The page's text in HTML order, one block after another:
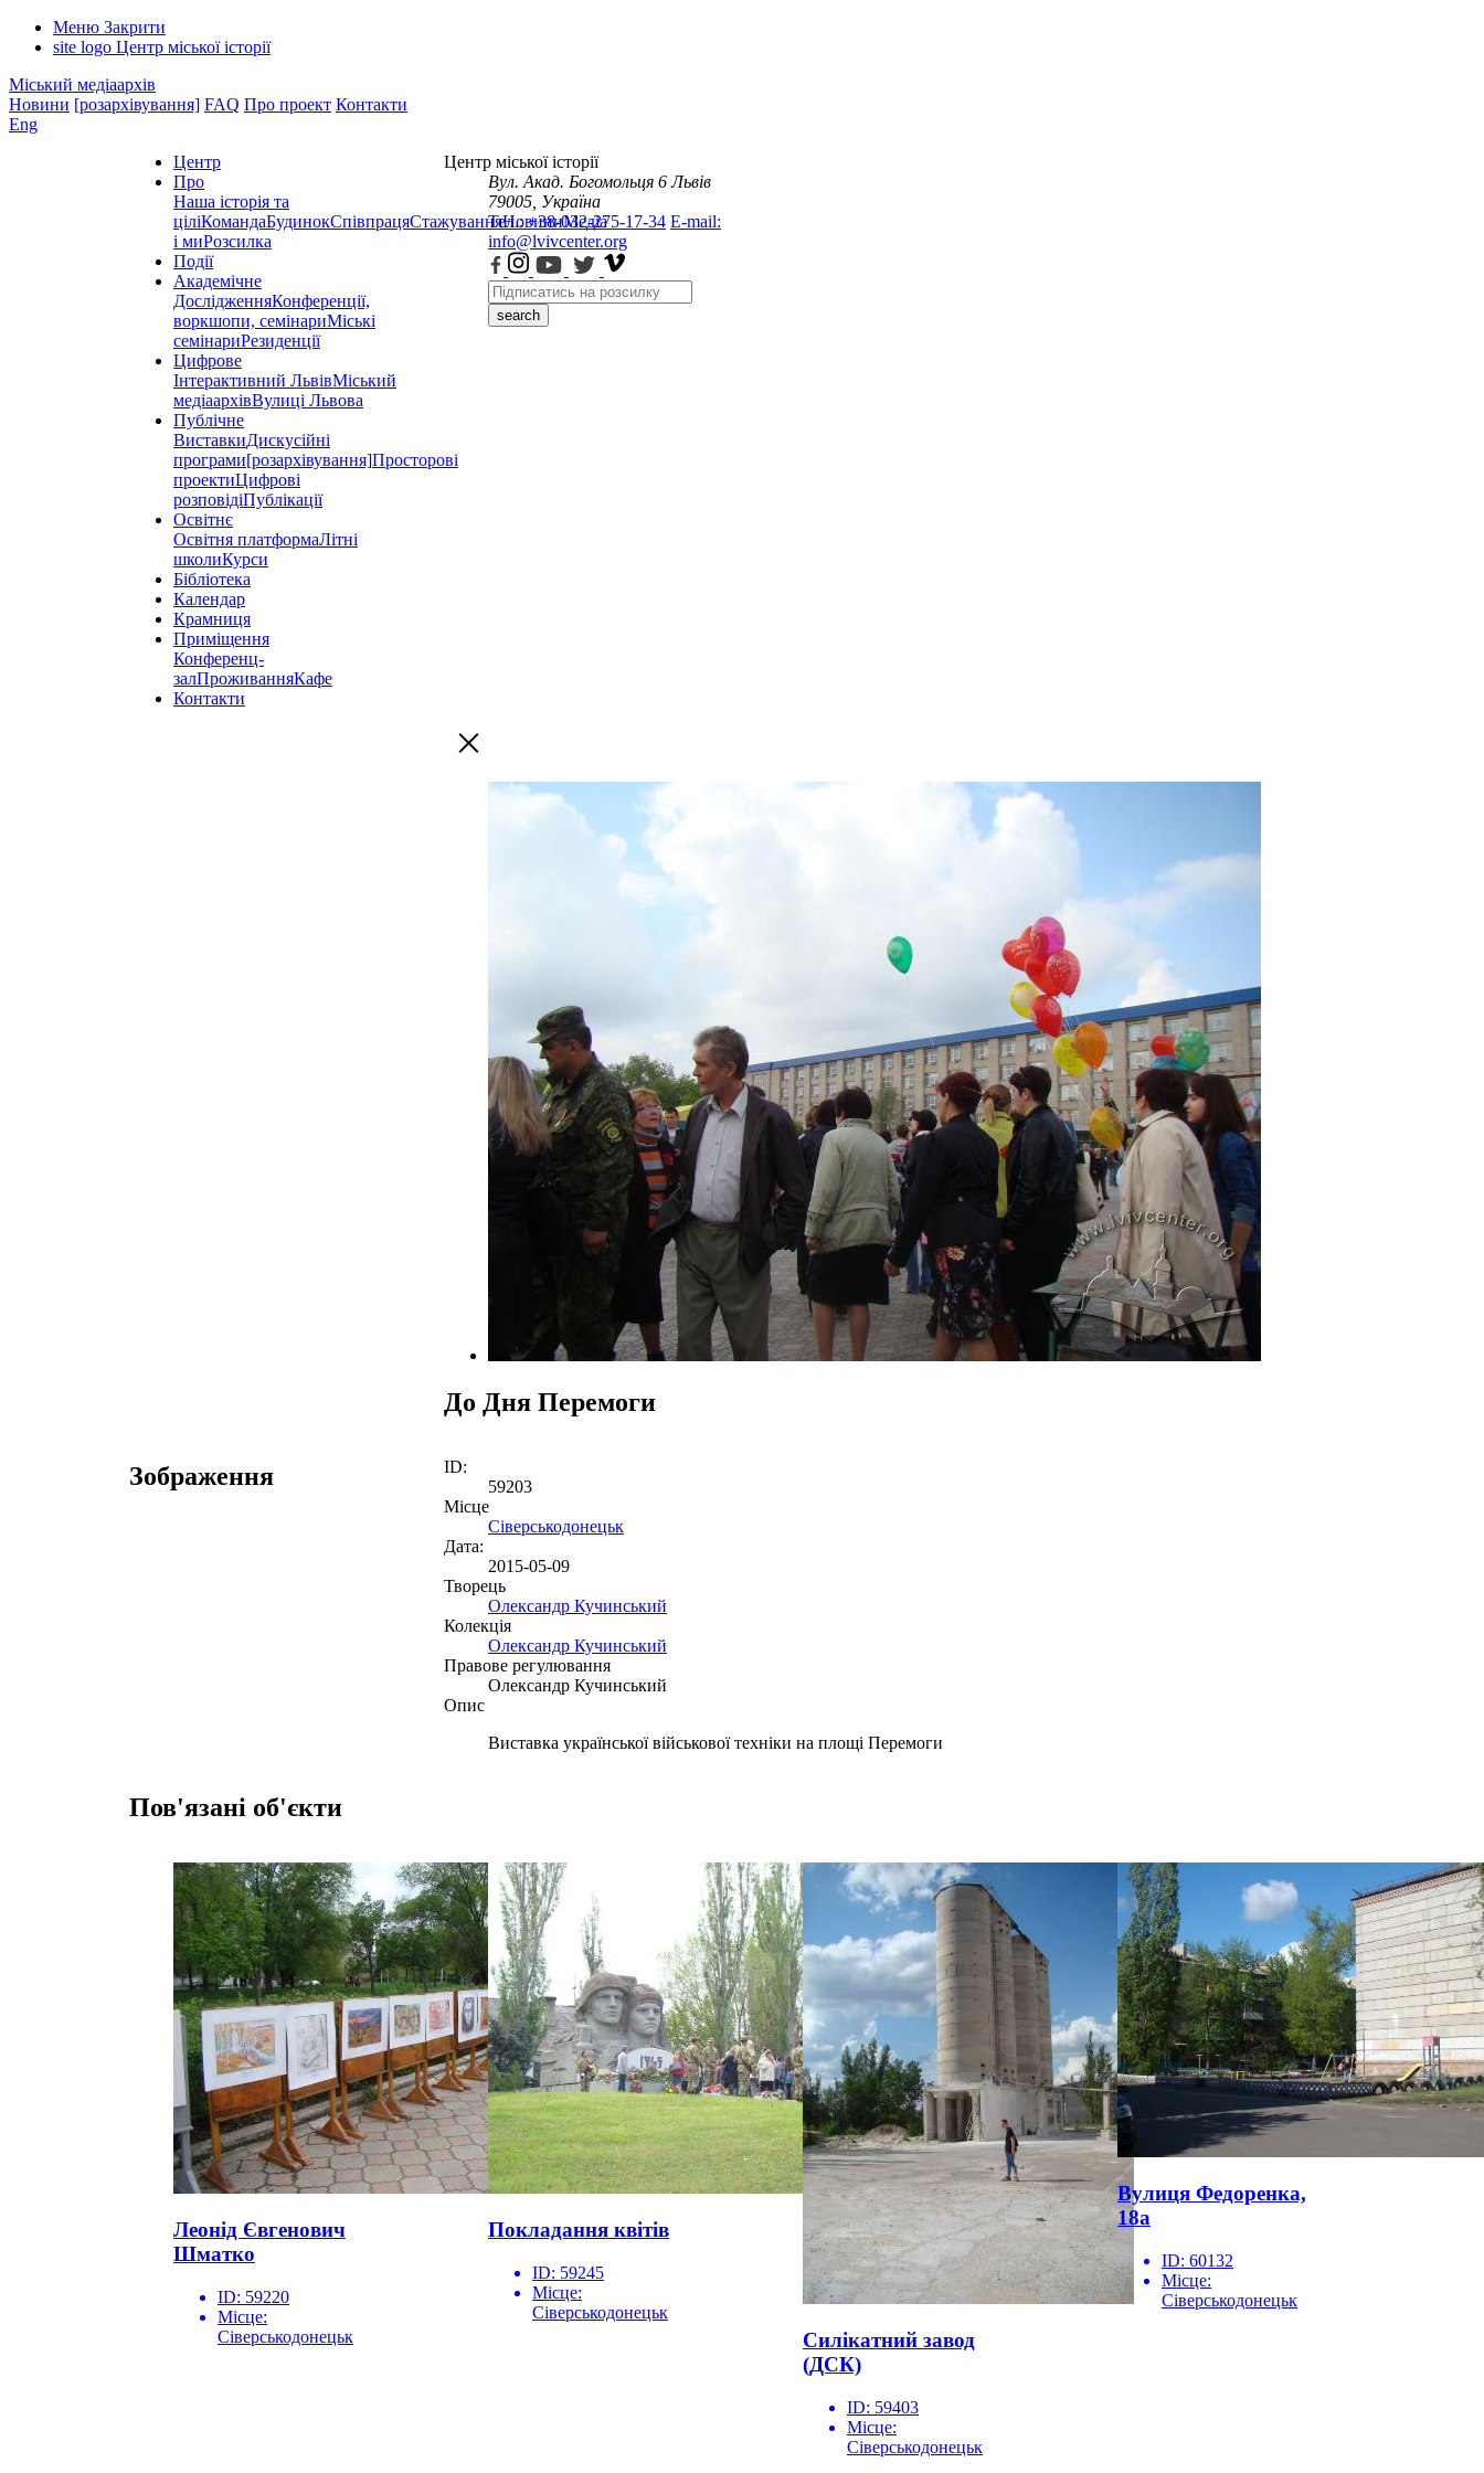
Меню Закрити
site logo Центр міської історії
Міський медіаархів
Новини [розархівування] FAQ Про проект Контакти
Eng
Центр
Про
Наша історія та
ціліКомандаБудинокСпівпрацяСтажуванняНовиниМедіа
і миРозсилка
Події
Академічне
ДослідженняКонференції,
воркшопи, семінариМіські
семінариРезиденції
Цифрове
Інтерактивний ЛьвівМіський
медіаархівВулиці Львова
Публічне
ВиставкиДискусійні
програми[розархівування]Просторові
проектиЦифрові
розповідіПублікації
Освітнє
Освітня платформаЛітні
школиКурси
Бібліотека
Календар
Крамниця
Приміщення
Конференц-
залПроживанняКафе
Контакти
Центр міської історії
Вул. Акад. Богомольця 6 Львів
79005, Україна
Тел.: +38-032-275-17-34 E-mail:
info@lvivcenter.org
search
До Дня Перемоги
Зображення
ID:
59203
Місце
Сіверськодонецьк
Дата:
2015-05-09
Творець
Олександр Кучинський
Колекція
Олександр Кучинський
Правове регулювання
Олександр Кучинський
Опис
Виставка української військової техніки на площі Перемоги
Пов'язані об'єкти
Леонід Євгенович
Шматко
ID: 59220
Місце:
Сіверськодонецьк
Покладання квітів
ID: 59245
Місце:
Сіверськодонецьк
Силікатний завод
(ДСК)
ID: 59403
Місце:
Сіверськодонецьк
Вулиця Федоренка,
18а
ID: 60132
Місце:
Сіверськодонецьк